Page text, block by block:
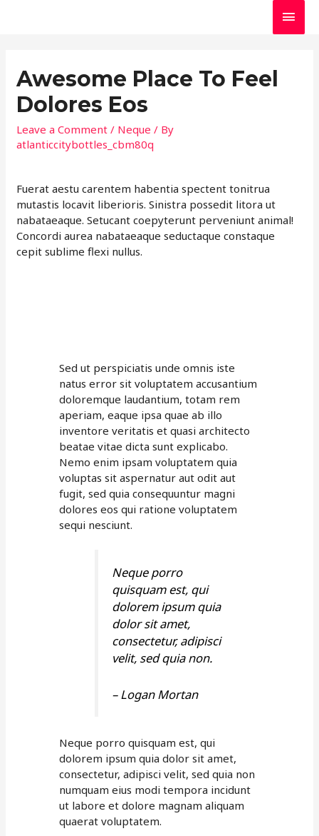
Main
Awesome Place To Feel
Dolores Eos
Leave a Comment / Neque / By
atlanticcitybottles_cbm80q
Fuerat aestu carentem habentia spectent tonitrua
mutastis locavit liberioris. Sinistra possedit litora ut
nabataeaque. Setucant coepyterunt perveniunt animal!
Concordi aurea nabataeaque seductaque constaque
cepit sublime flexi nullus.
Sed ut perspiciatis unde omnis iste
natus error sit voluptatem accusantium
doloremque laudantium, totam rem
aperiam, eaque ipsa quae ab illo
inventore veritatis et quasi architecto
beatae vitae dicta sunt explicabo.
Nemo enim ipsam voluptatem quia
voluptas sit aspernatur aut odit aut
fugit, sed quia consequuntur magni
dolores eos qui ratione voluptatem
sequi nesciunt.
Neque porro
quisquam est, qui
dolorem ipsum quia
dolor sit amet,
consectetur, adipisci
velit, sed quia non.
– Logan Mortan
Neque porro quisquam est, qui
dolorem ipsum quia dolor sit amet,
consectetur, adipisci velit, sed quia non
numquam eius modi tempora incidunt
ut labore et dolore magnam aliquam
quaerat voluptatem.